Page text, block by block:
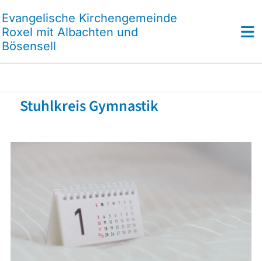
Evangelische Kirchengemeinde
Roxel mit Albachten und
Bösensell
Stuhlkreis Gymnastik